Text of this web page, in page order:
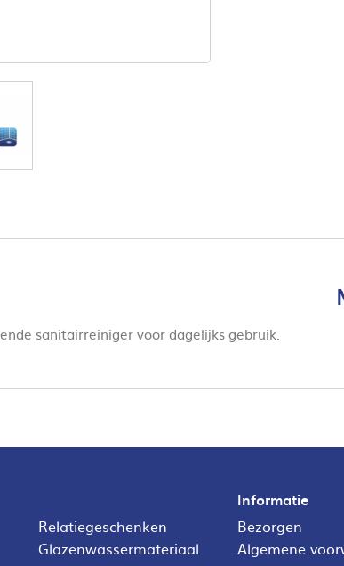
sanitairreiniger voor dagelijks gebruik.
Relatiegeschenken
Glazenwassermateriaal
Informatie
Bezorgen
Algemene